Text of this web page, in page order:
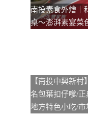
南投素食外燴｜
桌～澎湃素宴菜
【南投中興新
名包葉扣仔嗲/
地方特色小吃/